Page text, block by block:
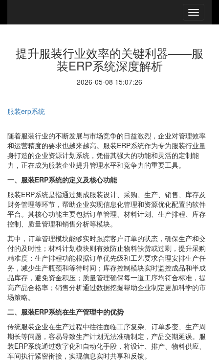
提升服装行业效率的关键利器——服
装ERP系统深度解析
2026-05-08 15:07:26
服装erp系统
随着服装行业的不断发展与市场竞争的日益激烈，企业对管理效率
和运营精度的要求也越来越高。服装ERP系统作为专为服装行业量
身打造的企业资源计划系统，凭借其强大的功能和灵活的定制能
力，正在成为服装企业提升管理水平和竞争力的重要工具。
一、服装ERP系统的定义及核心功能
服装ERP系统是指通过集成服装设计、采购、生产、销售、库存及
财务管理等环节，帮助企业实现信息化管理和资源优化配置的软件
平台。其核心功能主要包括订单管理、材料计划、生产排程、库存
控制、质量管理和销售分析等模块。
其中，订单管理模块能够实时跟踪客户订单的状态，确保生产和交
付的及时性；材料计划模块则有效防止物料缺货或过剩，提升采购
精准度；生产排程功能根据订单优先级和工艺要求合理安排生产任
务，减少生产瓶颈和等待时间；库存控制模块实时监控成品和半成
品库存，避免资金积压；质量管理确保每一道工序均符合标准，提
高产品合格率；销售分析通过数据挖掘帮助企业制定更加科学的市
场策略。
二、服装ERP系统在生产管理中的优势
传统服装企业在生产过程中往往面临工序复杂、订单多变、生产周
期长等问题，容易导致生产计划无法准确制定，产品交期延误。服
装ERP系统通过数字化和自动化手段，将设计、排产、物料供应、
车间执行紧密衔接，实现信息实时共享和反馈。